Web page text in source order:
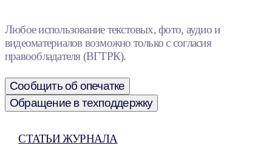
Любое использование текстовых, фото, аудио и
видеоматериалов возможно только с согласия
правообладателя (ВГТРК).
Сообщить об опечатке
Обращение в техподдержку
СТАТЬИ ЖУРНАЛА